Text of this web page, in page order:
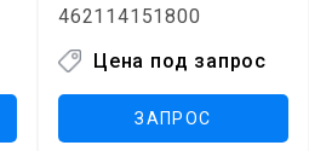
462114151800
Цена под запрос
ЗАПРОС